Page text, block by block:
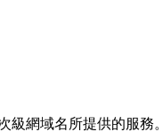
級網域名所提供的服